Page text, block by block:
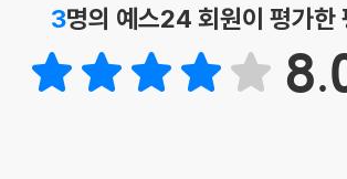
3명의 예스24 회원이 평가한